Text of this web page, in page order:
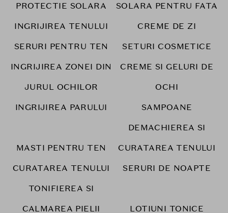
PROTECTIE SOLARA
SOLARA PENTRU FATA
INGRIJIREA TENULUI
CREME DE ZI
SERURI PENTRU TEN
SETURI COSMETICE
INGRIJIREA ZONEI DIN
JURUL OCHILOR
CREME SI GELURI DE
OCHI
INGRIJIREA PARULUI
SAMPOANE
MASTI PENTRU TEN
DEMACHIEREA SI
CURATAREA TENULUI
CURATAREA TENULUI
SERURI DE NOAPTE
TONIFIEREA SI
CALMAREA PIELII
LOTIUNI TONICE